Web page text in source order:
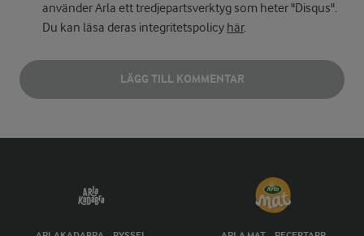
använder Arla ett tredjepartsverktyg som heter "Disqus".
Du kan läsa deras integritetspolicy här.
LÄGG TILL KOMMENTAR